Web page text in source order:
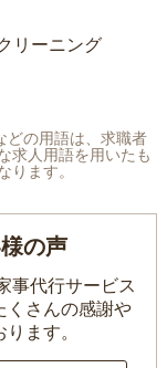
リーニング
の用語は、求職者
求人用語を用いたも
ります。
の声
事代行サービス
くさんの感謝や
ます。